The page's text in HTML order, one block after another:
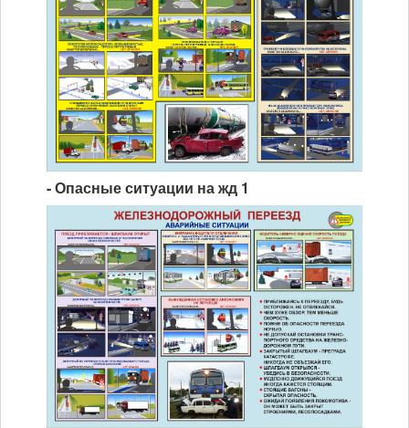
- Опасные ситуации на жд 1